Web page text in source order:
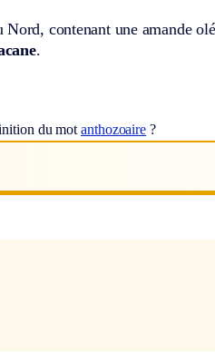
contenant une amande
.
du motanthozoaire ?